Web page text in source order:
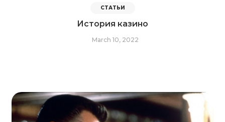
СТАТЬИ
История казино
March 10, 2022